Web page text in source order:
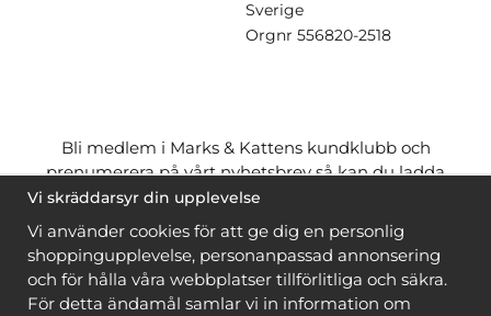
Sverige
Orgnr 556820-2518
Bli medlem i Marks & Kattens kundklubb och
prenumerera på vårt nyhetsbrev så kan du ladda
ner många mönstergratisoch få många
när du handlar garn till mönstret. Du ser vilka som
är
gratis när du är inloggad
Bli medlem
Vi skräddarsyr din upplevelse
Vi använder cookies för att ge dig en personlig
shoppingupplevelse, personanpassad annonsering
och för hålla våra webbplatser tillförlitliga och säkra.
För detta ändamål samlar vi in information om